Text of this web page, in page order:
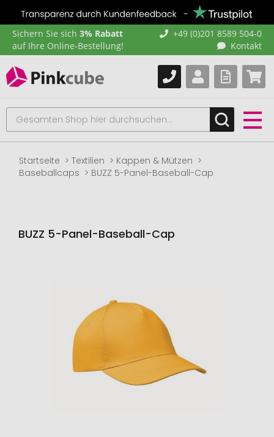
Sichern Sie sich 3% Rabatt
auf Ihre Online-Bestellung!
+49 (0)201 8589 504-0
Kontakt
Startseite Textilien
Kappen & Mützen
Baseballcaps
BUZZ 5-Panel-Baseball-Cap
BUZZ 5-Panel-Baseball-Cap